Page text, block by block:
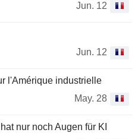
Jun. 12
Jun. 12
l'Amérique industrielle
May. 28
nur noch Augen für KI